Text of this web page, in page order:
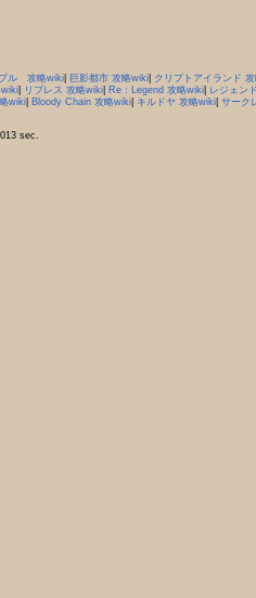
ル 攻略wiki| 巨影都市 攻略wiki| クリプトアイランド
wiki| リブレス 攻略wiki| Re：Legend 攻略wiki| レジェン
wiki| Bloody Chain 攻略wiki| キルドヤ 攻略wiki| サーク
sec.